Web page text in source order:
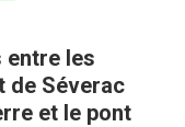
les
de Séverac
et le pont